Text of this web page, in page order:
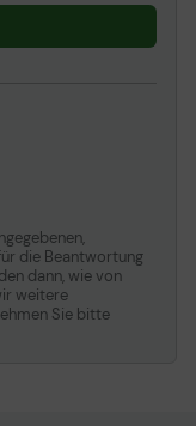
die Beantwortung
dann, wie von
weitere
Sie bitte